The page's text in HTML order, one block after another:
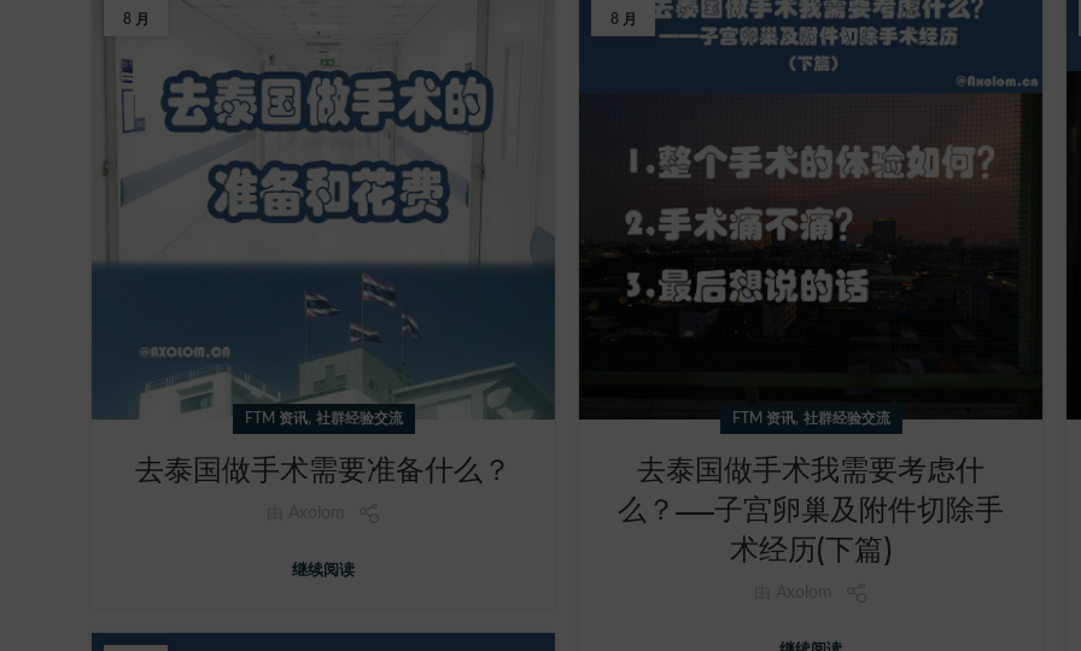
8 月
FTM 资讯, 社群经验交流
去泰国做手术需要准备什么？
继续阅读
8 月
FTM 资讯, 社群经验交流
去泰国做手术我需要考虑什
么？——子宫卵巢及附件切除手
术经历(下篇)